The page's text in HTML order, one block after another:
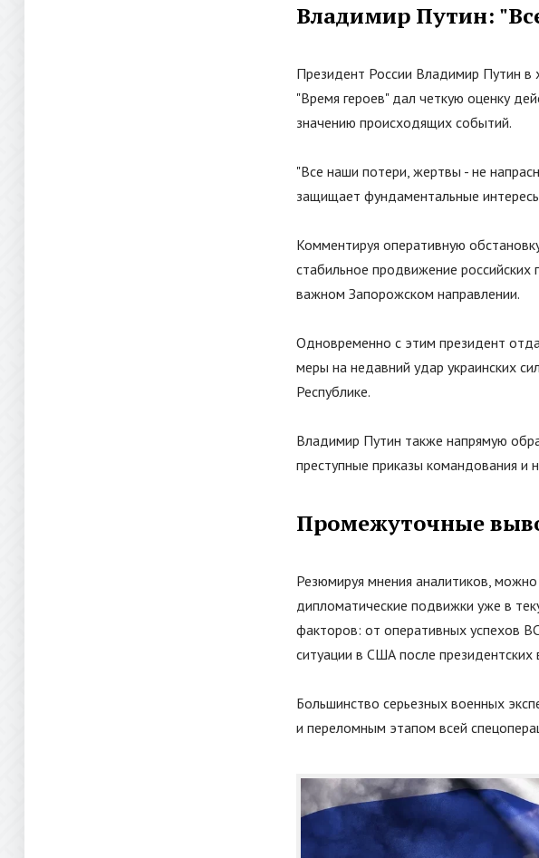
Владимир Путин: "
Президент России Владимир Путин в
"Время героев"дал четкую оценку
значению происходящих событий.
"Все наши потери, жертвы - не
защищает фундаментальные
Комментируя оперативную
стабильное продвижение российских
важном Запорожском направлении.
Одновременно с этим президент
меры на недавний удар украинских
Республике.
Владимир Путин также напрямую
преступные приказы командования и
Промежуточные
Резюмируя мнения аналитиков,
дипломатические подвижки уже в
факторов: от оперативных успехов
ситуации в США после президентских
Большинство серьезных военных
и переломным этапом всей